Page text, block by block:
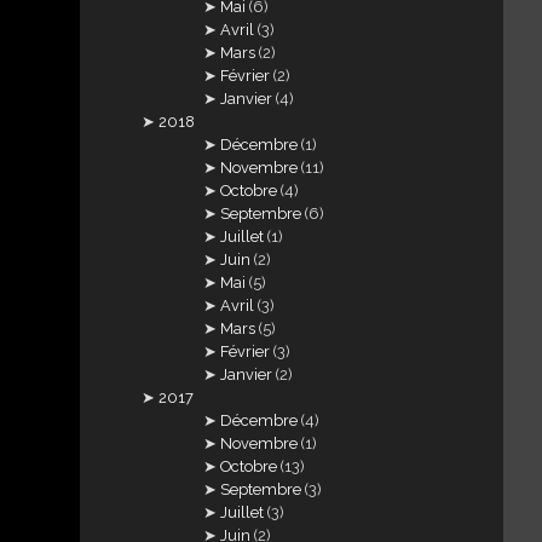
Mai (6)
Avril (3)
Mars (2)
Février (2)
Janvier (4)
2018
Décembre (1)
Novembre (11)
Octobre (4)
Septembre (6)
Juillet (1)
Juin (2)
Mai (5)
Avril (3)
Mars (5)
Février (3)
Janvier (2)
2017
Décembre (4)
Novembre (1)
Octobre (13)
Septembre (3)
Juillet (3)
Juin (2)